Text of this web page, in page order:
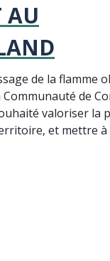
AU
de la flamme
de
valoriser la
et mettre à